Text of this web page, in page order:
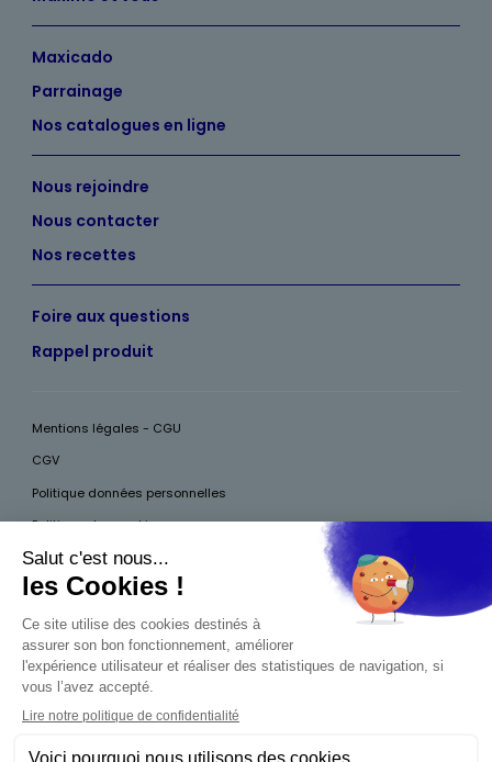
Maxicado
Parrainage
Nos catalogues en ligne
Nous rejoindre
Nous contacter
Nos recettes
Foire aux questions
Rappel produit
Mentions légales - CGU
CGV
Politique données personnelles
Politique des cookies
Accessibilité
Pour votre santé, mangez au moins cinq fruits et légumes par jour, plus
d’infos surwww.mangerbouger.fr
aux mineurs de moins de 18 ans